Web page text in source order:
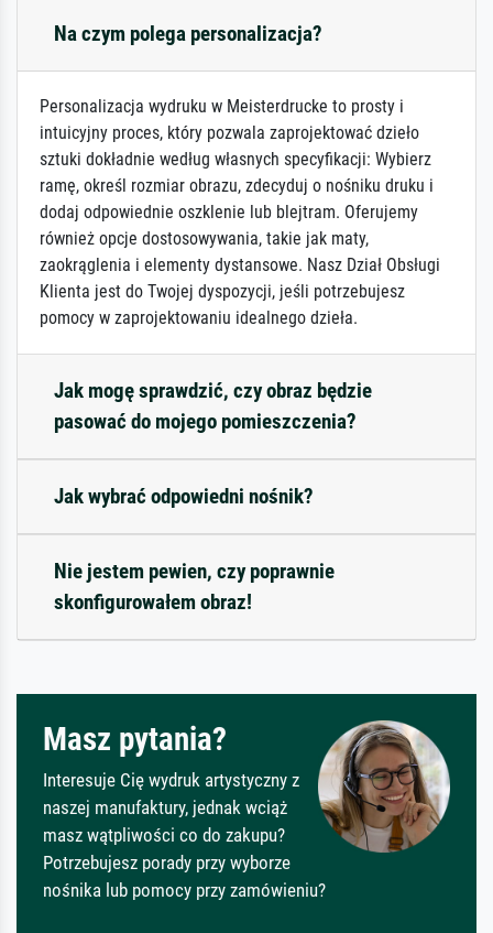
Na czym polega personalizacja?
Personalizacja wydruku w Meisterdrucke to prosty i
intuicyjny proces, który pozwala zaprojektować dzieło
sztuki dokładnie według własnych specyfikacji: Wybierz
ramę, określ rozmiar obrazu, zdecyduj o nośniku druku i
dodaj odpowiednie oszklenie lub blejtram. Oferujemy
również opcje dostosowywania, takie jak maty,
zaokrąglenia i elementy dystansowe. Nasz Dział Obsługi
Klienta jest do Twojej dyspozycji, jeśli potrzebujesz
pomocy w zaprojektowaniu idealnego dzieła.
Jak mogę sprawdzić, czy obraz będzie
pasować do mojego pomieszczenia?
Jak wybrać odpowiedni nośnik?
Nie jestem pewien, czy poprawnie
skonfigurowałem obraz!
Masz pytania?
Interesuje Cię wydruk artystyczny z
naszej manufaktury, jednak wciąż
masz wątpliwości co do zakupu?
Potrzebujesz porady przy wyborze
nośnika lub pomocy przy zamówieniu?